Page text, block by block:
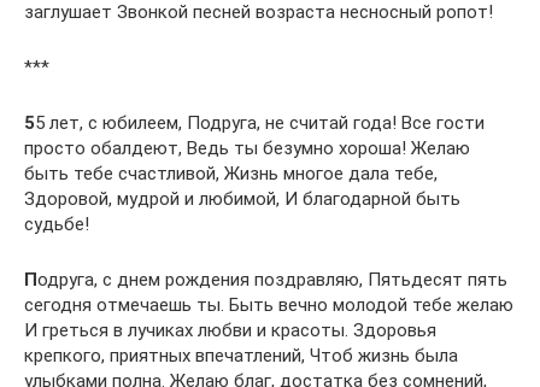
заглушает Звонкой песней возраста несносный ропот!
***
55 лет, с юбилеем, Подруга, не считай года! Все гости
просто обалдеют, Ведь ты безумно хороша! Желаю
быть тебе счастливой, Жизнь многое дала тебе,
Здоровой, мудрой и любимой, И благодарной быть
судьбе!
Подруга, с днем рождения поздравляю, Пятьдесят пять
сегодня отмечаешь ты. Быть вечно молодой тебе желаю
И греться в лучиках любви и красоты. Здоровья
крепкого, приятных впечатлений, Чтоб жизнь была
улыбками полна. Желаю благ, достатка без сомнений,